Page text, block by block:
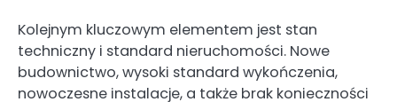
Kolejnym kluczowym elementem jest stan
techniczny i standard nieruchomości. Nowe
budownictwo, wysoki standard wykończenia,
nowoczesne instalacje, a także brak konieczności